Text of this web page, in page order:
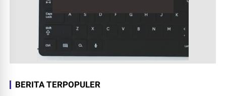
BERITA TERPOPULER